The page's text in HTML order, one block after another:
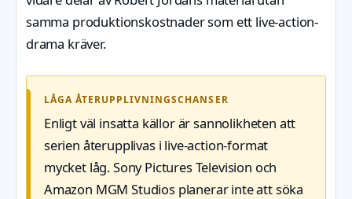
samma produktionskostnader som ett live-action-
drama kräver.
LÅGA ÅTERUPPLIVNINGSCHANSER
Enligt väl insatta källor är sannolikheten att
serien återupplivas i live-action-format
mycket låg. Sony Pictures Television och
Amazon MGM Studios planerar inte att söka